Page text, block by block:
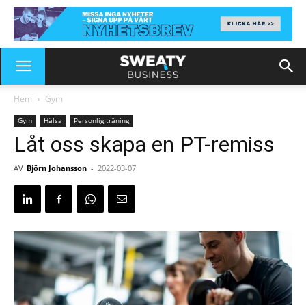
Hem Gym
Gym Hälsa Personlig träning
Låt oss skapa en PT-remiss
AV Björn Johansson - 2022-03-07